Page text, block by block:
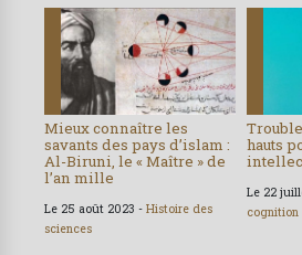
Mieux connaître les
savants des pays d’islam :
Al-Biruni, le « Maître » de
l’an mille
Le 25 août 2023 - Histoire des
sciences
hauts
Le 22
cognition